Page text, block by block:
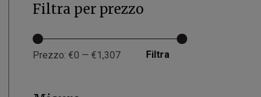
Filtra per prezzo
Prezzo: €0 — €1,307 Filtra